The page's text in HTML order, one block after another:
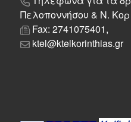
Πελοποννήσου & Ν.
Fax: 2741075401,
ktel@ktelkorinthias.gr